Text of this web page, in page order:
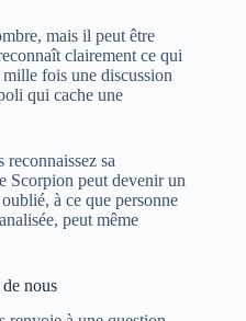
mais il peut être
clairement ce qui
fois une discussion
qui cache une
sa
Scorpion peut devenir un
à ce que personne
peut même
nous